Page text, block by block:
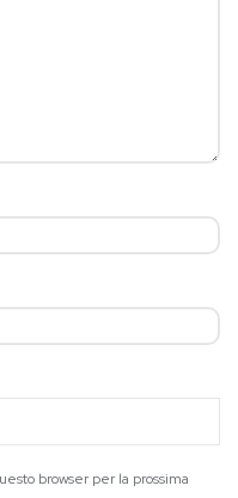
browser per la prossima